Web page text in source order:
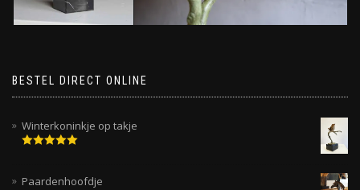
BESTEL DIRECT ONLINE
Winterkoninkje op takje
Paardenhoofdje